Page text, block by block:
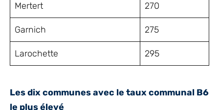
Mertert 270
Garnich 275
Larochette 295
Les dix communes avec le taux communal B6
le plus élevé